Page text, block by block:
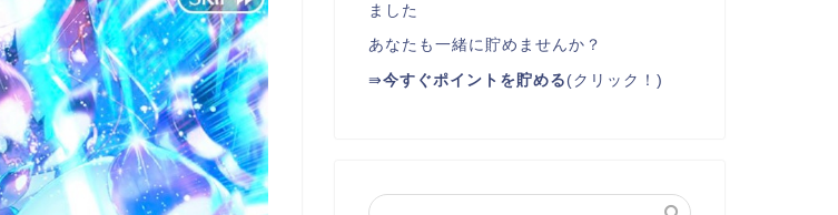
ました
あなたも一緒に貯めませんか？
⇛今すぐポイントを貯める (クリック！)